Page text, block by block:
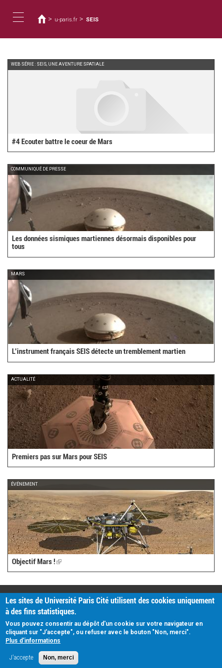
容
navigation
在
這
裡
> u-paris.fr > SEIS
WEB SÉRIE : SEIS, UNE AVENTURE SPATIALE
#4 Ecouter battre le coeur de Mars
COMMUNIQUÉ DE PRESSE
Les données sismiques martiennes désormais disponibles pour
tous
MARS
L’instrument français SEIS détecte un tremblement martien
ACTUALITÉ
Premiers pas sur Mars pour SEIS
ÉVÉNEMENT
Objectif Mars !(link
is
PRATIQUE
Plan d'accès
Intranet
Mentions légales
Données personnelles
Les sites de Université Paris Cité utilisent des cookies uniquement
à des fins statistiques.
Vous pouvez consentir au dépôt d'un cookie sur votre navigateur en
cliquant sur "J'accepte", ou refuser avec le bouton "Non, merci".
Plus d'informations
J'accepte Non, merci